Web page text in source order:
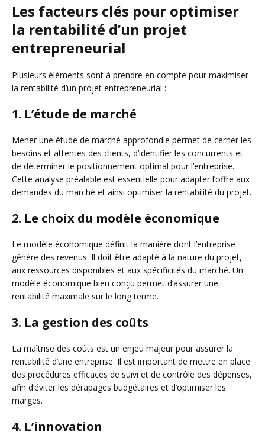
Les facteurs clés pour optimiser
la rentabilité d’un projet
entrepreneurial
Plusieurs éléments sont à prendre en compte pour maximiser
la rentabilité d’un projet entrepreneurial :
1. L’étude de marché
Mener une étude de marché approfondie permet de cerner les
besoins et attentes des clients, d’identifier les concurrents et
de déterminer le positionnement optimal pour l’entreprise.
Cette analyse préalable est essentielle pour adapter l’offre aux
demandes du marché et ainsi optimiser la rentabilité du projet.
2. Le choix du modèle économique
Le modèle économique définit la manière dont l’entreprise
génère des revenus. Il doit être adapté à la nature du projet,
aux ressources disponibles et aux spécificités du marché. Un
modèle économique bien conçu permet d’assurer une
rentabilité maximale sur le long terme.
3. La gestion des coûts
La maîtrise des coûts est un enjeu majeur pour assurer la
rentabilité d’une entreprise. Il est important de mettre en place
des procédures efficaces de suivi et de contrôle des dépenses,
afin d’éviter les dérapages budgétaires et d’optimiser les
marges.
4. L’innovation